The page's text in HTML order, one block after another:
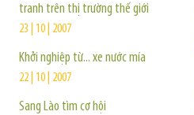
tranh trên thị trường thế giới
23 | 10 | 2007
Khởi nghiệp từ... xe nước mía
22 | 10 | 2007
Sang Lào tìm cơ hội